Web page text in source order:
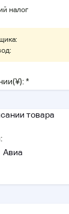
налог
*
товара
Авиа